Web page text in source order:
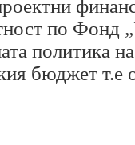
по Фонд
политика
бюджет т.е